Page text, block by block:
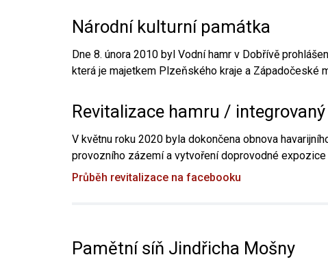
Národní kulturní památka
Dne 8. února 2010 byl Vodní hamr v Dobřívě
která je majetkem Plzeňského kraje a Západočeské
Revitalizace hamru /
V květnu roku 2020 byla dokončena obnova
provozního zázemí a vytvoření doprovodné
Průběh revitalizace na facebooku
Pamětní síň Jindřicha Mošny